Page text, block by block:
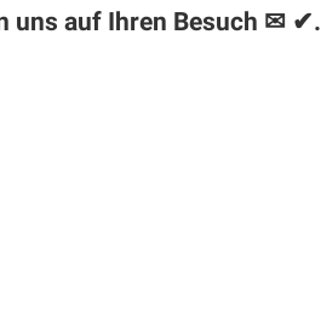
uns auf Ihren Besuch ✉ ✔.